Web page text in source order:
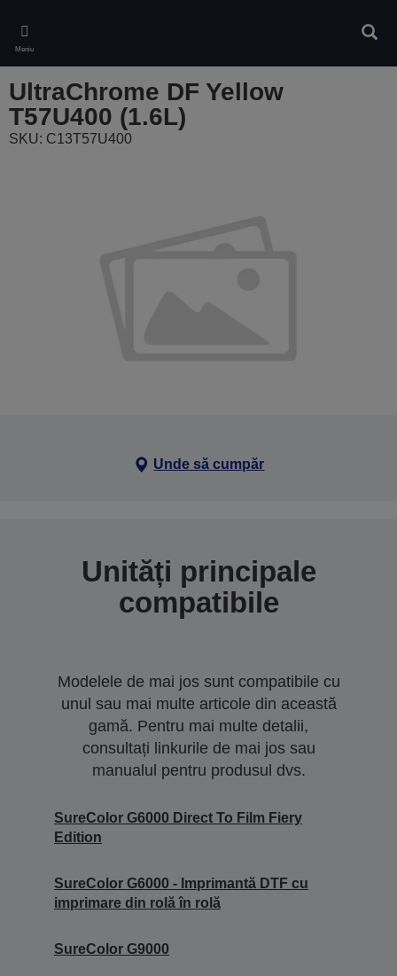
main
content
Meniu
UltraChrome DF Yellow
T57U400 (1.6L)
SKU: C13T57U400
Unde să cumpăr
Unități principale
compatibile
Modelele de mai jos sunt compatibile cu
unul sau mai multe articole din această
gamă. Pentru mai multe detalii,
consultați linkurile de mai jos sau
manualul pentru produsul dvs.
SureColor G6000 Direct To Film Fiery
Edition
SureColor G6000 - Imprimantă DTF cu
imprimare din rolă în rolă
SureColor G9000